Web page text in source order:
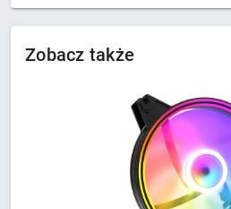
Zobacz także